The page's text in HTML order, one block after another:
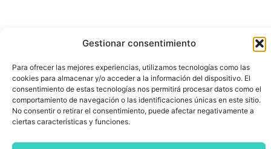
Gestionar consentimiento
Para ofrecer las mejores experiencias, utilizamos tecnologías como las
cookies para almacenar y/o acceder a la información del dispositivo. El
consentimiento de estas tecnologías nos permitirá procesar datos como el
comportamiento de navegación o las identificaciones únicas en este sitio.
No consentir o retirar el consentimiento, puede afectar negativamente a
ciertas características y funciones.